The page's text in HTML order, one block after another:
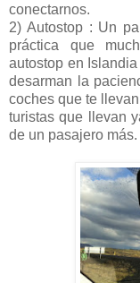
conectarnos.
2) Autostop : Un
práctica que
autostop en
desarman la
coches que te
turistas que llevan
de un pasajero más.